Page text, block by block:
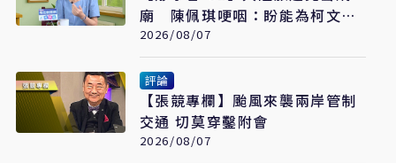
廟 陳佩琪哽咽：盼能為柯文哲
京華城案平反
2026/08/07
評論
【張競專欄】颱風來襲兩岸管制
交通 切莫穿鑿附會
2026/08/07